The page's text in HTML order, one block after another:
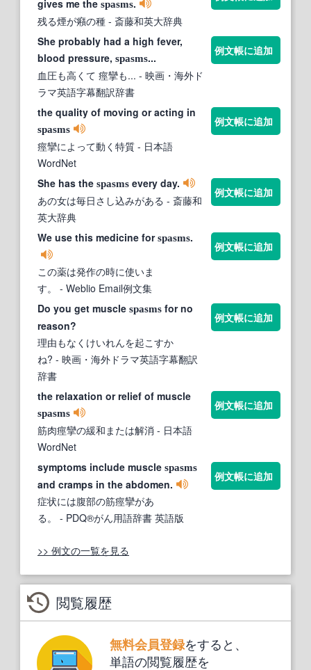
gives me the spasms.
残る煙が癪の種 - 斎藤和英大辞典
She probably had a high fever,
blood pressure, spasms...
血圧も高くて 痙攣も... - 映画・海外ド
ラマ英語字幕翻訳辞書
例文帳に追加
the quality of moving or acting in
spasms
痙攣によって動く特質 - 日本語
WordNet
例文帳に追加
She has the spasms every day.
あの女は毎日さし込みがある - 斎藤和
英大辞典
例文帳に追加
We use this medicine forspasms.
この薬は発作の時に使いま
す。
- Weblio Email例文集
例文帳に追加
Do you get muscle spasms for no
reason?
理由もなくけいれんを起こすか
ね? - 映画・海外ドラマ英語字幕翻訳
辞書
例文帳に追加
the relaxation or relief of muscle
spasms
筋肉痙攣の緩和または解消 - 日本語
WordNet
例文帳に追加
symptoms include muscle spasms
and cramps in the abdomen.
症状には腹部の筋痙攣があ
る。
- PDQ®がん用語辞書 英語版
例文帳に追加
>> 例文の一覧を見る
閲覧履歴
無料会員登録をすると、
単語の閲覧履歴を